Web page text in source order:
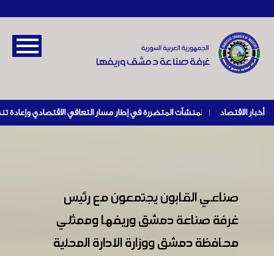
أخبار الاقتصاد |
صناعي القابون يجتمعون مع رئيس
غرفة صناعة دمشق وريفها وممثلي
محافظة دمشق ووزارة الادارة المحلية